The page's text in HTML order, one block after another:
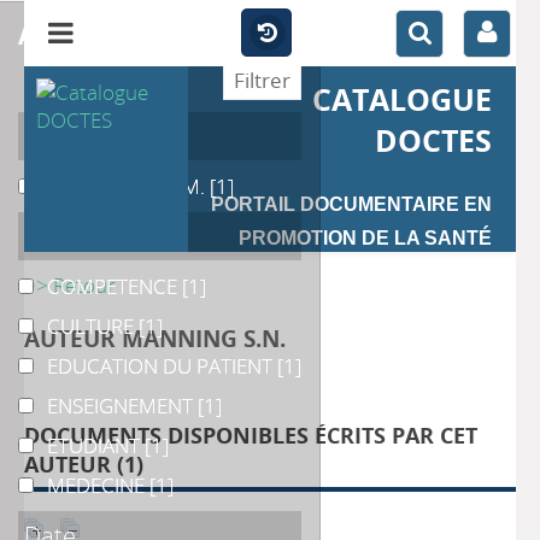
CATALOGUE
DOCTES
PORTAIL DOCUMENTAIRE EN
PROMOTION DE LA SANTÉ
>> Retour
AUTEUR MANNING S.N.
DOCUMENTS DISPONIBLES ÉCRITS PAR CET
AUTEUR (1)
affiner
Auteur
THOMPSON B.M.
THOMPSON B.M. [1]
COMPETENCE
COMPETENCE [1]
CULTURE
CULTURE[1]
EDUCATION DU PATIENT
EDUCATION DU PATIENT [1]
ENSEIGNEMENT
ENSEIGNEMENT [1]
ETUDIANT
ETUDIANT[1]
MEDECINE
MEDECINE[1]